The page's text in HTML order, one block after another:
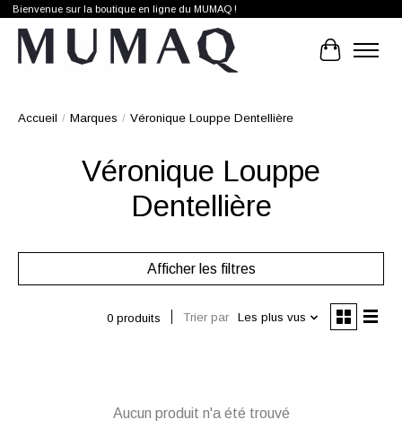
Bienvenue sur la boutique en ligne du MUMAQ !
Panier
Accueil / Marques / Véronique Louppe Dentellière
Véronique Louppe
Dentellière
Afficher les filtres
0 produits Trier par Les plus vus
Aucun produit n'a été trouvé